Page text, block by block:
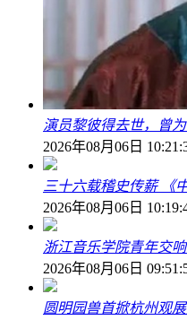
演员黎彼得去世，曾
2026年08月06日
三十六载稽史传薪 《
2026年08月06日
浙江音乐学院青年交
2026年08月06日
圆明园兽首掀杭州观